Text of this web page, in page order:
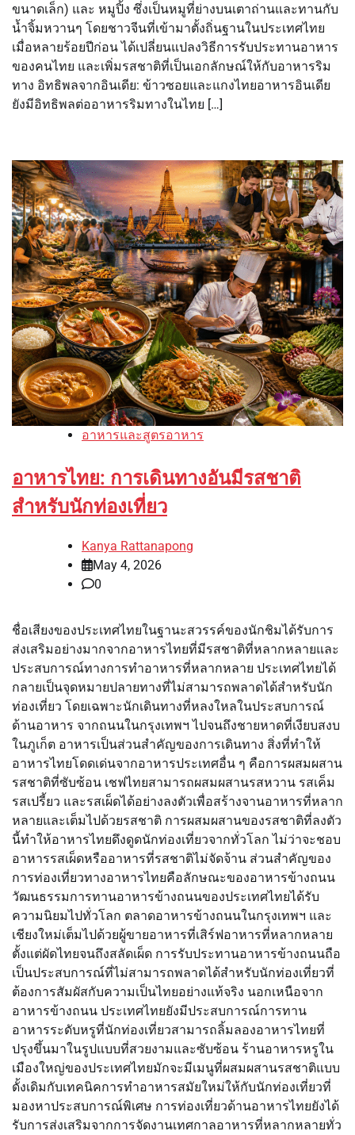
ขนาดเล็ก) และ หมูปิ้ง ซึ่งเป็นหมูที่ย่างบนเตาถ่านและทานกับ
น้ำจิ้มหวานๆ โดยชาวจีนที่เข้ามาตั้งถิ่นฐานในประเทศไทย
เมื่อหลายร้อยปีก่อน ได้เปลี่ยนแปลงวิธีการรับประทานอาหาร
ของคนไทย และเพิ่มรสชาติที่เป็นเอกลักษณ์ให้กับอาหารริม
ทาง อิทธิพลจากอินเดีย: ข้าวซอยและแกงไทยอาหารอินเดีย
ยังมีอิทธิพลต่ออาหารริมทางในไทย […]
อาหารและสูตรอาหาร
อาหารไทย: การเดินทางอันมีรสชาติ
สำหรับนักท่องเที่ยว
Kanya Rattanapong
May 4, 2026
0
ชื่อเสียงของประเทศไทยในฐานะสวรรค์ของนักชิมได้รับการ
ส่งเสริมอย่างมากจากอาหารไทยที่มีรสชาติที่หลากหลายและ
ประสบการณ์ทางการทำอาหารที่หลากหลาย ประเทศไทยได้
กลายเป็นจุดหมายปลายทางที่ไม่สามารถพลาดได้สำหรับนัก
ท่องเที่ยว โดยเฉพาะนักเดินทางที่หลงใหลในประสบการณ์
ด้านอาหาร จากถนนในกรุงเทพฯ ไปจนถึงชายหาดที่เงียบสงบ
ในภูเก็ต อาหารเป็นส่วนสำคัญของการเดินทาง สิ่งที่ทำให้
อาหารไทยโดดเด่นจากอาหารประเทศอื่น ๆ คือการผสมผสาน
รสชาติที่ซับซ้อน เชฟไทยสามารถผสมผสานรสหวาน รสเค็ม
รสเปรี้ยว และรสเผ็ดได้อย่างลงตัวเพื่อสร้างจานอาหารที่หลาก
หลายและเต็มไปด้วยรสชาติ การผสมผสานของรสชาติที่ลงตัว
นี้ทำให้อาหารไทยดึงดูดนักท่องเที่ยวจากทั่วโลก ไม่ว่าจะชอบ
อาหารรสเผ็ดหรืออาหารที่รสชาติไม่จัดจ้าน ส่วนสำคัญของ
การท่องเที่ยวทางอาหารไทยคือลักษณะของอาหารข้างถนน
วัฒนธรรมการทานอาหารข้างถนนของประเทศไทยได้รับ
ความนิยมไปทั่วโลก ตลาดอาหารข้างถนนในกรุงเทพฯ และ
เชียงใหม่เต็มไปด้วยผู้ขายอาหารที่เสิร์ฟอาหารที่หลากหลาย
ตั้งแต่ผัดไทยจนถึงสลัดเผ็ด การรับประทานอาหารข้างถนนถือ
เป็นประสบการณ์ที่ไม่สามารถพลาดได้สำหรับนักท่องเที่ยวที่
ต้องการสัมผัสกับความเป็นไทยอย่างแท้จริง นอกเหนือจาก
อาหารข้างถนน ประเทศไทยยังมีประสบการณ์การทาน
อาหารระดับหรูที่นักท่องเที่ยวสามารถลิ้มลองอาหารไทยที่
ปรุงขึ้นมาในรูปแบบที่สวยงามและซับซ้อน ร้านอาหารหรูใน
เมืองใหญ่ของประเทศไทยมักจะมีเมนูที่ผสมผสานรสชาติแบบ
ดั้งเดิมกับเทคนิคการทำอาหารสมัยใหม่ให้กับนักท่องเที่ยวที่
มองหาประสบการณ์พิเศษ การท่องเที่ยวด้านอาหารไทยยังได้
รับการส่งเสริมจากการจัดงานเทศกาลอาหารที่หลากหลายทั่ว